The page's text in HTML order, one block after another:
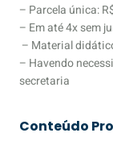
– Parcela única:
– Em até 4x sem
– Material
– Havendo
secretaria
Conteúdo